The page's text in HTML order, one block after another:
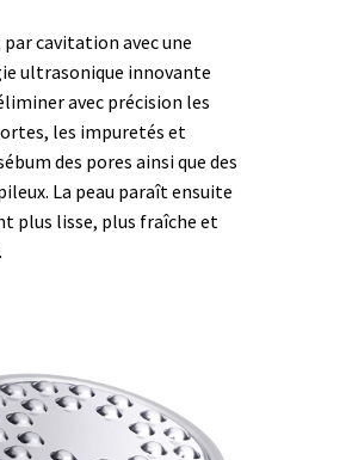
cavitation avec une
ultrasonique innovante
avec précision les
les impuretés et
des pores ainsi que des
La peau paraît ensuite
plus lisse, plus fraîche et